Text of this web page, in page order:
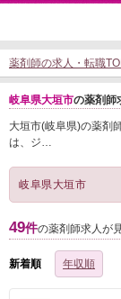
薬剤師の求人・転職
岐阜県大垣市の薬剤師
大垣市(岐阜県)の薬剤
は、ジ…
岐阜県大垣市
49件の薬剤師求人が
新着順 年収順